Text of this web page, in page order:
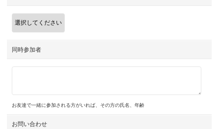
同時参加者
お友達で一緒に参加される方がいれば、その方の氏名、年齢
お問い合わせ